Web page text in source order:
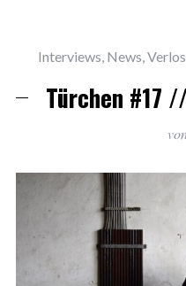
Interviews, News,
Türchen #17